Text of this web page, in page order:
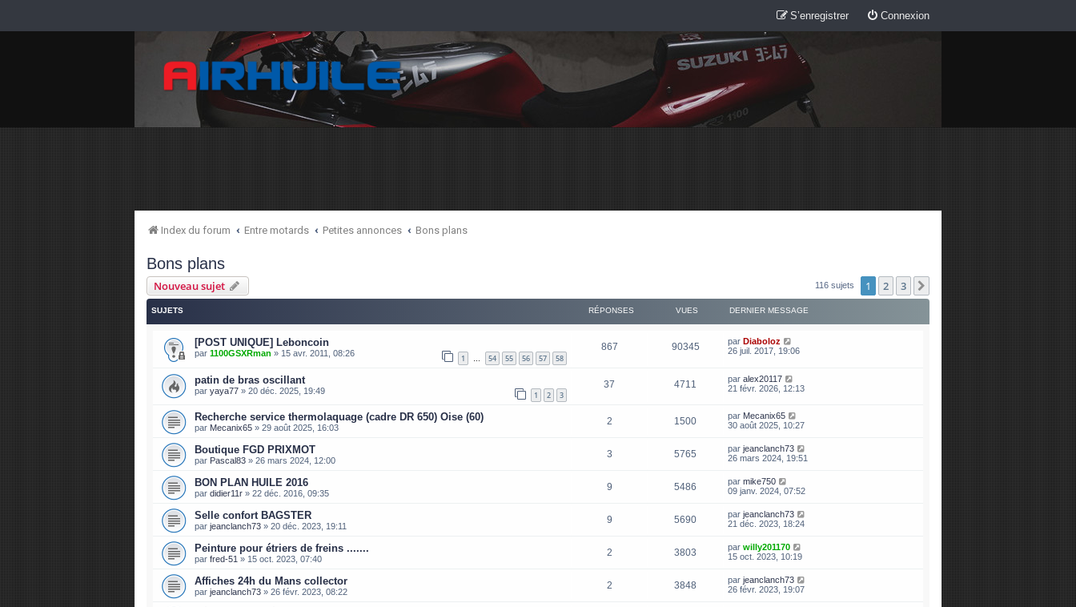
Connexion
S’enregistrer
Index du forum Entre motards Petites annonces Bons plans
Bons plans
Nouveau sujet 116 sujets 1 2 3 Suivante
SUJETS RÉPONSES VUES DERNIER MESSAGE
[POST UNIQUE] Leboncoin
par 1100GSXRman » 15 avr. 2011, 08:26 1 … 54 55 56 57 58
867 90345 par Diaboloz
26 juil. 2017, 19:06
patin de bras oscillant
par yaya77 » 20 déc. 2025, 19:49 1 2 3
37 4711 par alex20117
21 févr. 2026, 12:13
Recherche service thermolaquage (cadre DR 650) Oise (60)
par Mecanix65 » 29 août 2025, 16:03
2 1500 par Mecanix65
30 août 2025, 10:27
Boutique FGD PRIXMOT
par Pascal83 » 26 mars 2024, 12:00
3 5765 par jeanclanch73
26 mars 2024, 19:51
BON PLAN HUILE 2016
par didier11r » 22 déc. 2016, 09:35
9 5486 par mike750
09 janv. 2024, 07:52
Selle confort BAGSTER
par jeanclanch73 » 20 déc. 2023, 19:11
9 5690 par jeanclanch73
21 déc. 2023, 18:24
Peinture pour étriers de freins .......
par fred-51 » 15 oct. 2023, 07:40
2 3803 par willy201170
15 oct. 2023, 10:19
Affiches 24h du Mans collector
par jeanclanch73 » 26 févr. 2023, 08:22
2 3848 par jeanclanch73
26 févr. 2023, 19:07